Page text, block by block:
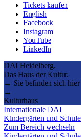
Tickets kaufen
English
Facebook
Instagram
YouTube
LinkedIn
DAI Heidelberg.
Das Haus der Kultur.
→ Sie befinden sich hier
→
Kulturhaus
Internationale DAI
Kindergärten und Schule
Zum Bereich wechseln